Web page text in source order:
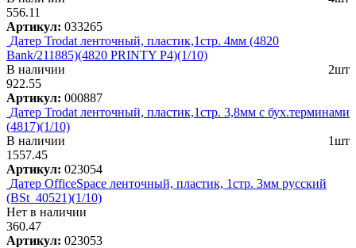
556.11
Артикул: 033265
Датер Trodat ленточный, пластик,1стр. 4мм (4820
Bank/211885)(4820 PRINTY P4)(1/10)
В наличии
2шт
922.55
Артикул: 000887
Датер Trodat ленточный, пластик,1стр. 3,8мм с бух.терминами
(4817)(1/10)
В наличии
1шт
1557.45
Артикул: 023054
Датер OfficeSpace ленточный, пластик, 1стр. 3мм русский
(BSt_40521)(1/10)
Нет в наличии
360.47
Артикул: 023053